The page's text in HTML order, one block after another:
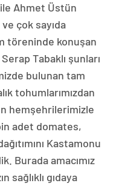
ile Ahmet Üstün
çok sayıda
töreninde konuşan
Tabaklı şunları
bulunan tam
tohumlarımızdan
hemşehrilerimizle
adet domates,
Kastamonu
Burada amacımız
sağlıklı gıdaya